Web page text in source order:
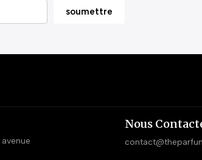
Nous